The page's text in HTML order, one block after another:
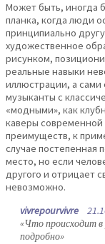
Может быть, иногда
планка, когда люди
принципиально
художественное
рисунком,
реальные навыки
иллюстрации, а сами
музыканты с
«модными», как
каверы
преимуществ, к
случае постепенная
место, но если
другого и отрицает
невозможно.
vivrepourvivre
«Что происходит
подробно»